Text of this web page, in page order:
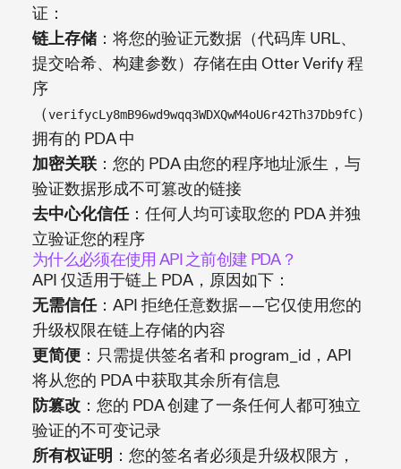
证：
链上存储 ：将您的验证元数据（代码库 URL、
提交哈希、构建参数）存储在由 Otter Verify 程
序
（verifycLy8mB96wd9wqq3WDXQwM4oU6r42Th37Db9fC）
拥有的 PDA 中
加密关联：您的 PDA 由您的程序地址派生，与
验证数据形成不可篡改的链接
去中心化信任：任何人均可读取您的 PDA 并独
立验证您的程序
为什么必须在使用 API 之前创建 PDA？
API 仅适用于链上 PDA，原因如下：
无需信任：API 拒绝任意数据——它仅使用您的
升级权限在链上存储的内容
更简便 ：只需提供签名者和 program_id，API
将从您的 PDA 中获取其余所有信息
防篡改 ：您的 PDA 创建了一条任何人都可独立
验证的不可变记录
所有权证明 ：您的签名者必须是升级权限方，